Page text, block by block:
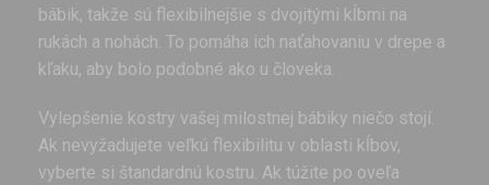
bábik, takže sú flexibilnejšie s dvojitými kĺbmi na
rukách a nohách. To pomáha ich naťahovaniu v drepe a
kľaku, aby bolo podobné ako u človeka.
Vylepšenie kostry vašej milostnej bábiky niečo stojí.
Ak nevyžadujete veľkú flexibilitu v oblasti kĺbov,
vyberte si štandardnú kostru. Ak túžite po oveľa